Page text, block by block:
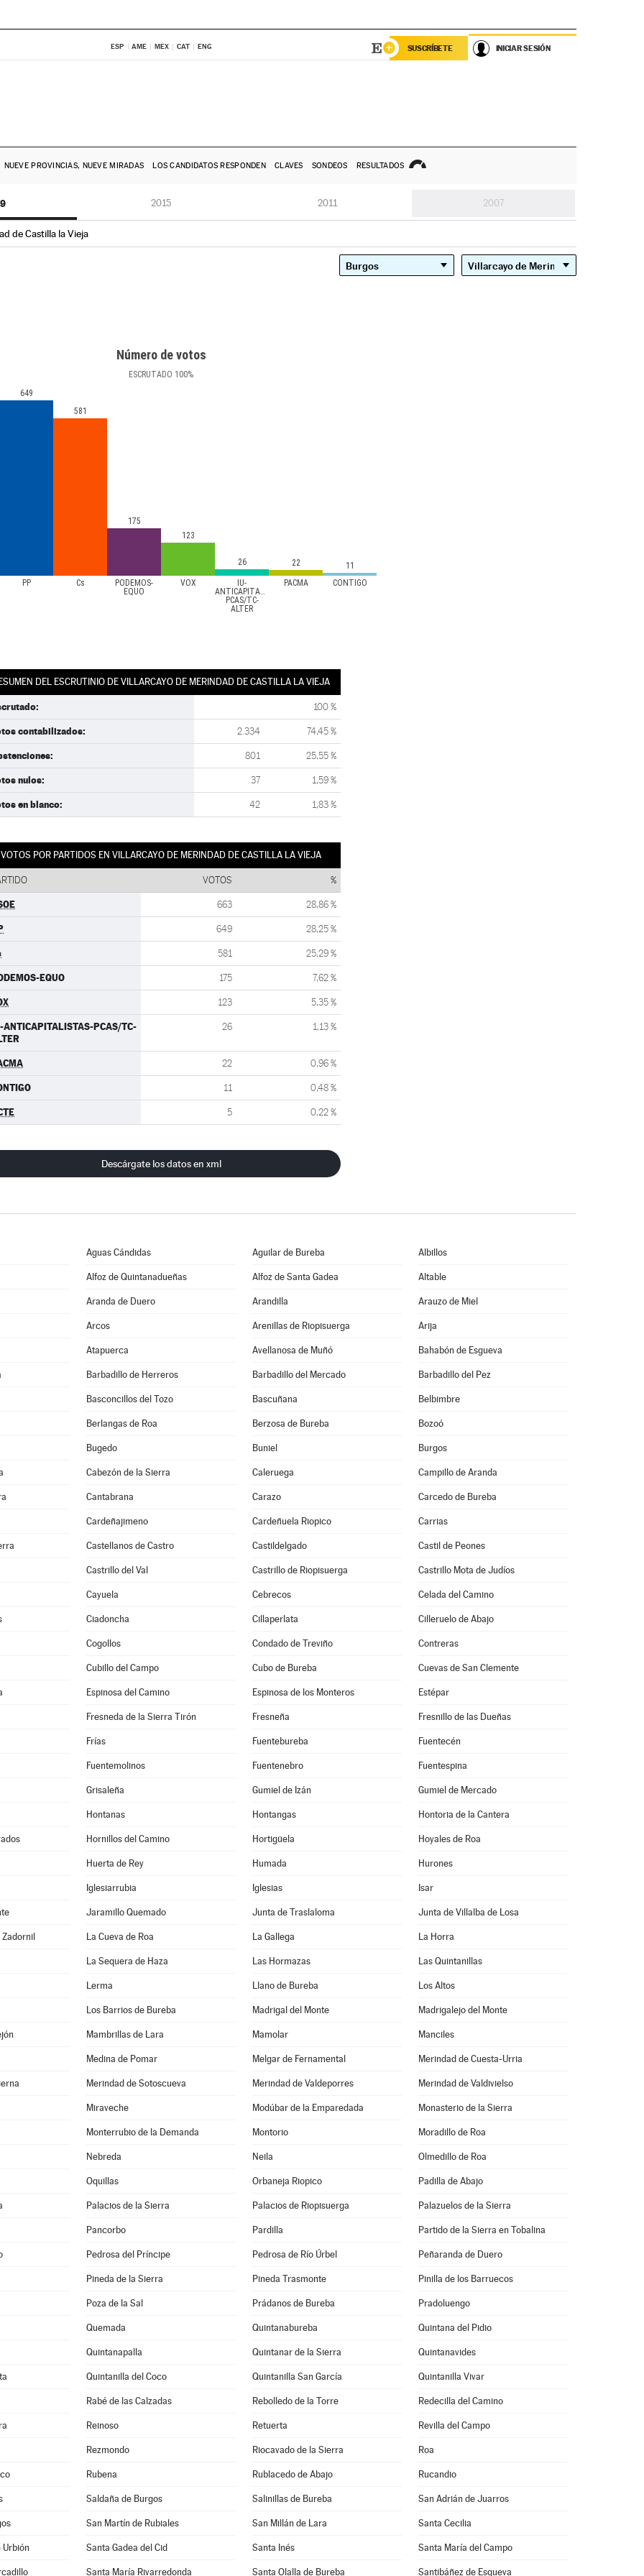
ESP AME MEX CAT ENG SUSCRÍBETE INICIAR SESIÓN
NUEVE PROVINCIAS, NUEVE MIRADAS LOS CANDIDATOS RESPONDEN CLAVES SONDEOS RESULTADOS
2015 2011 2007
de Castilla la Vieja
Número de votos
ESCRUTADO 100%
PP Cs
PODEMOS-
EQUO
VOX
IU-
ANTICAPITALISTAS-
PCAS/TC-
ALTER
PACMA CONTIGO
649
581
175
123
26 22 11
DEL ESCRUTINIO DE VILLARCAYO DE MERINDAD DE CASTILLA LA VIEJA
100 %
contabilizados: 2.334 74,45 %
801 25,55 %
nulos: 37 1,59 %
en blanco: 42 1,83 %
VOTOS POR PARTIDOS EN VILLARCAYO DE MERINDAD DE CASTILLA LA VIEJA
VOTOS %
663 28,86 %
649 28,25 %
581 25,29 %
EQUO 175 7,62 %
123 5,35 %
ANTICAPITALISTAS-PCAS/TC-
26 1,13 %
22 0,96 %
11 0,48 %
5 0,22 %
Descárgate los datos en xml
Aguas Cándidas Aguilar de Bureba Albillos
Alfoz de Quintanadueñas Alfoz de Santa Gadea Altable
Aranda de Duero Arandilla Arauzo de Miel
Arcos Arenillas de Riopisuerga Arija
Atapuerca Avellanosa de Muñó Bahabón de Esgueva
Barbadillo de Herreros Barbadillo del Mercado Barbadillo del Pez
Basconcillos del Tozo Bascuñana Belbimbre
Berlangas de Roa Berzosa de Bureba Bozoó
Bugedo Buniel Burgos
Cabezón de la Sierra Caleruega Campillo de Aranda
Cantabrana Carazo Carcedo de Bureba
Cardeñajimeno Cardeñuela Riopico Carrias
Castellanos de Castro Castildelgado Castil de Peones
Castrillo del Val Castrillo de Riopisuerga Castrillo Mota de Judíos
Cayuela Cebrecos Celada del Camino
Ciadoncha Cillaperlata Cilleruelo de Abajo
Cogollos Condado de Treviño Contreras
Cubillo del Campo Cubo de Bureba Cuevas de San Clemente
Espinosa del Camino Espinosa de los Monteros Estépar
Fresneda de la Sierra Tirón Fresneña Fresnillo de las Dueñas
Frías Fuentebureba Fuentecén
Fuentemolinos Fuentenebro Fuentespina
Grisaleña Gumiel de Izán Gumiel de Mercado
Hontanas Hontangas Hontoria de la Cantera
Hornillos del Camino Hortigüela Hoyales de Roa
Huerta de Rey Humada Hurones
Iglesiarrubia Iglesias Isar
Jaramillo Quemado Junta de Traslaloma Junta de Villalba de Losa
La Cueva de Roa La Gallega La Horra
La Sequera de Haza Las Hormazas Las Quintanillas
Lerma Llano de Bureba Los Altos
Los Barrios de Bureba Madrigal del Monte Madrigalejo del Monte
Mambrillas de Lara Mamolar Manciles
Medina de Pomar Melgar de Fernamental Merindad de Cuesta-Urria
Merindad de Sotoscueva Merindad de Valdeporres Merindad de Valdivielso
Miraveche Modúbar de la Emparedada Monasterio de la Sierra
Monterrubio de la Demanda Montorio Moradillo de Roa
Nebreda Neila Olmedillo de Roa
Oquillas Orbaneja Riopico Padilla de Abajo
Palacios de la Sierra Palacios de Riopisuerga Palazuelos de la Sierra
Pancorbo Pardilla Partido de la Sierra en Tobalina
Pedrosa del Príncipe Pedrosa de Río Úrbel Peñaranda de Duero
Pineda de la Sierra Pineda Trasmonte Pinilla de los Barruecos
Poza de la Sal Prádanos de Bureba Pradoluengo
Quemada Quintanabureba Quintana del Pidio
Quintanapalla Quintanar de la Sierra Quintanavides
Quintanilla del Coco Quintanilla San García Quintanilla Vivar
Rabé de las Calzadas Rebolledo de la Torre Redecilla del Camino
Reinoso Retuerta Revilla del Campo
Rezmondo Riocavado de la Sierra Roa
Rubena Rublacedo de Abajo Rucandio
Saldaña de Burgos Salinillas de Bureba San Adrián de Juarros
San Martín de Rubiales San Millán de Lara Santa Cecilia
Urbión Santa Gadea del Cid Santa Inés Santa María del Campo
Santa María Rivarredonda Santa Olalla de Bureba Santibáñez de Esgueva